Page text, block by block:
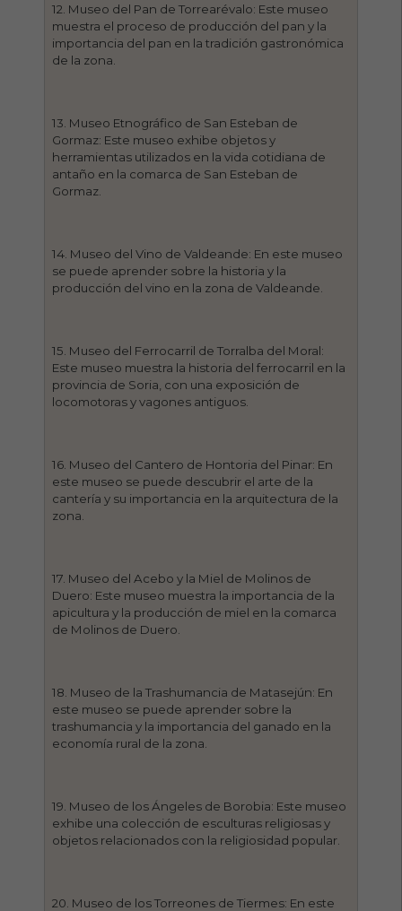
12. Museo del Pan de Torrearévalo: Este museo
muestra el proceso de producción del pan y la
importancia del pan en la tradición gastronómica
de la zona.
13. Museo Etnográfico de San Esteban de
Gormaz: Este museo exhibe objetos y
herramientas utilizados en la vida cotidiana de
antaño en la comarca de San Esteban de
Gormaz.
14. Museo del Vino de Valdeande: En este museo
se puede aprender sobre la historia y la
producción del vino en la zona de Valdeande.
15. Museo del Ferrocarril de Torralba del Moral:
Este museo muestra la historia del ferrocarril en la
provincia de Soria, con una exposición de
locomotoras y vagones antiguos.
16. Museo del Cantero de Hontoria del Pinar: En
este museo se puede descubrir el arte de la
cantería y su importancia en la arquitectura de la
zona.
17. Museo del Acebo y la Miel de Molinos de
Duero: Este museo muestra la importancia de la
apicultura y la producción de miel en la comarca
de Molinos de Duero.
18. Museo de la Trashumancia de Matasejún: En
este museo se puede aprender sobre la
trashumancia y la importancia del ganado en la
economía rural de la zona.
19. Museo de los Ángeles de Borobia: Este museo
exhibe una colección de esculturas religiosas y
objetos relacionados con la religiosidad popular.
20. Museo de los Torreones de Tiermes: En este